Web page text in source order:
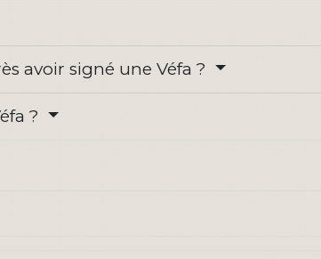
avoir signé une Véfa ?
?